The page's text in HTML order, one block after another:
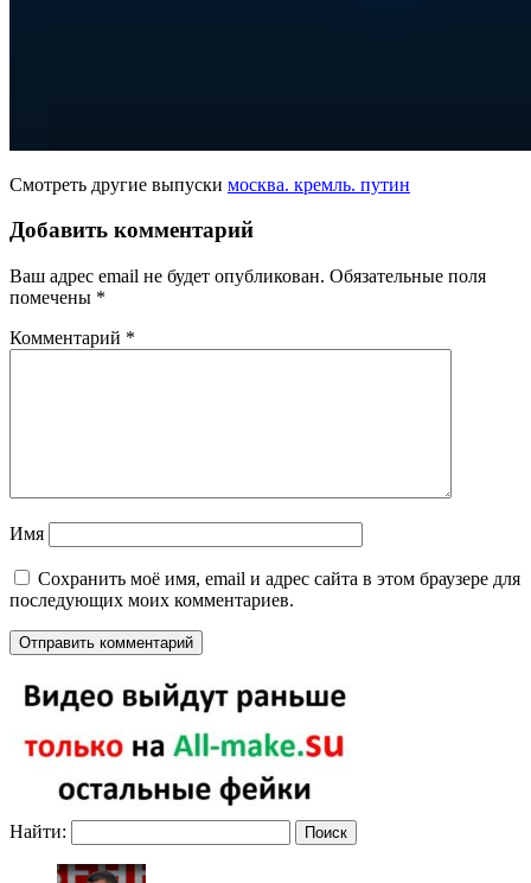
Смотреть другие выпуски москва. кремль. путин
Добавить комментарий
Ваш адрес email не будет опубликован. Обязательные поля
помечены *
Комментарий *
Имя
Сохранить моё имя, email и адрес сайта в этом браузере для
последующих моих комментариев.
Найти: